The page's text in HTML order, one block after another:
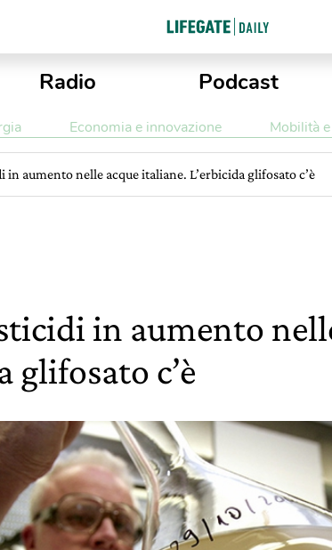
Radio Podcast
Economia e innovazione Mobilità
in aumento nelle acque italiane. L’erbicida glifosato c’è
in aumento
glifosato c’è